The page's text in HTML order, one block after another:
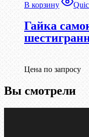
В корзину
Гайка
Цена по запросу
Вы смотрели